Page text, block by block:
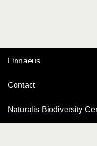
Linnaeus
Contact
Naturalis Biodiversity